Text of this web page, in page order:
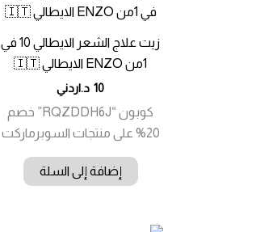
زيت علاج الشعر الايطالي 10 في
1من ENZO الايطالي 🇮🇹
10 د.اردني
كوبون “RQZDDH6J” خصم
20% على منتجات السوبرماركت
إضافة إلى السلة